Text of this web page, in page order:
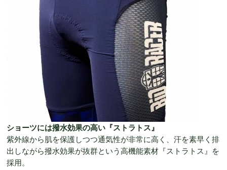
ショーツには撥水効果の高い『ストラトス』
紫外線から肌を保護しつつ通気性が非常に高く、汗を素早く排
出しながら撥水効果が抜群という高機能素材『ストラトス』を
採用。